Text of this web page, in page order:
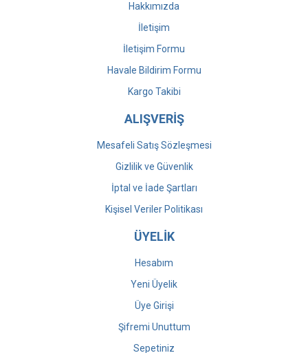
Hakkımızda
İletişim
İletişim Formu
Havale Bildirim Formu
Kargo Takibi
ALIŞVERİŞ
Mesafeli Satış Sözleşmesi
Gizlilik ve Güvenlik
İptal ve İade Şartları
Kişisel Veriler Politikası
ÜYELİK
Hesabım
Yeni Üyelik
Üye Girişi
Şifremi Unuttum
Sepetiniz